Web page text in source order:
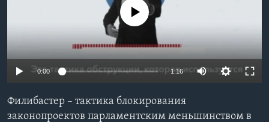
СОЦИАЛЬНЫЕ СЕТИ
No media source currently available
0:00 1:16
Филибастер – тактика блокирования
законопроектов парламентским меньшинством в